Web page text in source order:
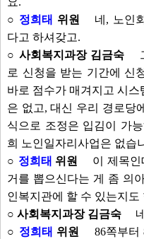
○ 정희태 위원
네, 노인
다고 하셔갖고.
○ 사회복지과장 김금숙
로 신청을 받는 기간에 신
바로 점수가 매겨지고 시
은 없고, 대신 우리 경로당
식으로 조정은 입김이 가
희 노인일자리사업은 없습
○ 정희태 위원
이 제목
거를 뽑으신다는 게 좀 의
인복지관에 할 수 있는지
○ 사회복지과장 김금숙
○ 정희태 위원
86쪽부터